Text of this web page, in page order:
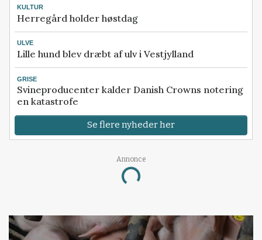
KULTUR
Herregård holder høstdag
ULVE
Lille hund blev dræbt af ulv i Vestjylland
GRISE
Svineproducenter kalder Danish Crowns notering
en katastrofe
Se flere nyheder her
Annonce
Loading...